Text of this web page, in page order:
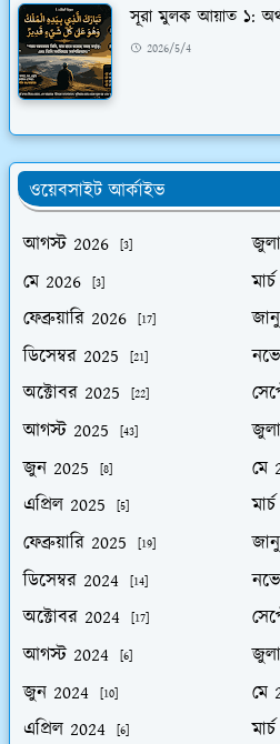
সূরা মুলক আয়াত ১:
2026/5/4
ওয়েবসাইট আর্কাইভ
আগস্ট 2026
[3]
মে 2026 [3]
ফেব্রুয়ারি 2026 [17]
ডিসেম্বর 2025 [21]
অক্টোবর 2025 [22]
আগস্ট 2025 [43]
জুন 2025 [8] মে
এপ্রিল 2025 [5]
ফেব্রুয়ারি 2025 [19]
ডিসেম্বর 2024 [14]
অক্টোবর 2024 [17]
আগস্ট 2024 [6]
জুন 2024 [10] মে
এপ্রিল 2024 [6]